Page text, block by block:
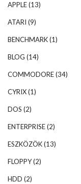
APPLE(13)
ATARI (9)
BENCHMARK(1)
BLOG (14)
COMMODORE(34)
CYRIX(1)
DOS (2)
ENTERPRISE(2)
ESZKÖZÖK(13)
FLOPPY(2)
HDD (2)